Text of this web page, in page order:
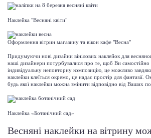
Наклейка "Весняні квіти"
Оформлення вітрин магазину та вікон кафе "Весна"
Придумуючи нові дизайни вінілових наклейок для
наші дизайнери потурбувалися про те, щоб Ви
індивідуальну неповторну композицію, це можливо
наклейки клеїться окремо, це надає простір для фантазії.
будь якої наклейки можна змінити відповідно від Ваших
Наклейка «Ботанічний сад»
Весняні наклейки на вітрину